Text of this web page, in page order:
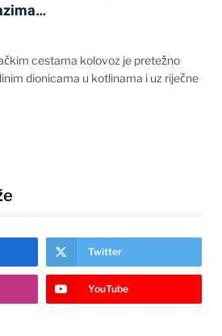
cestama kolovoz je pretežno
dionicama u kotlinama i uz riječne
Twitter
YouTube